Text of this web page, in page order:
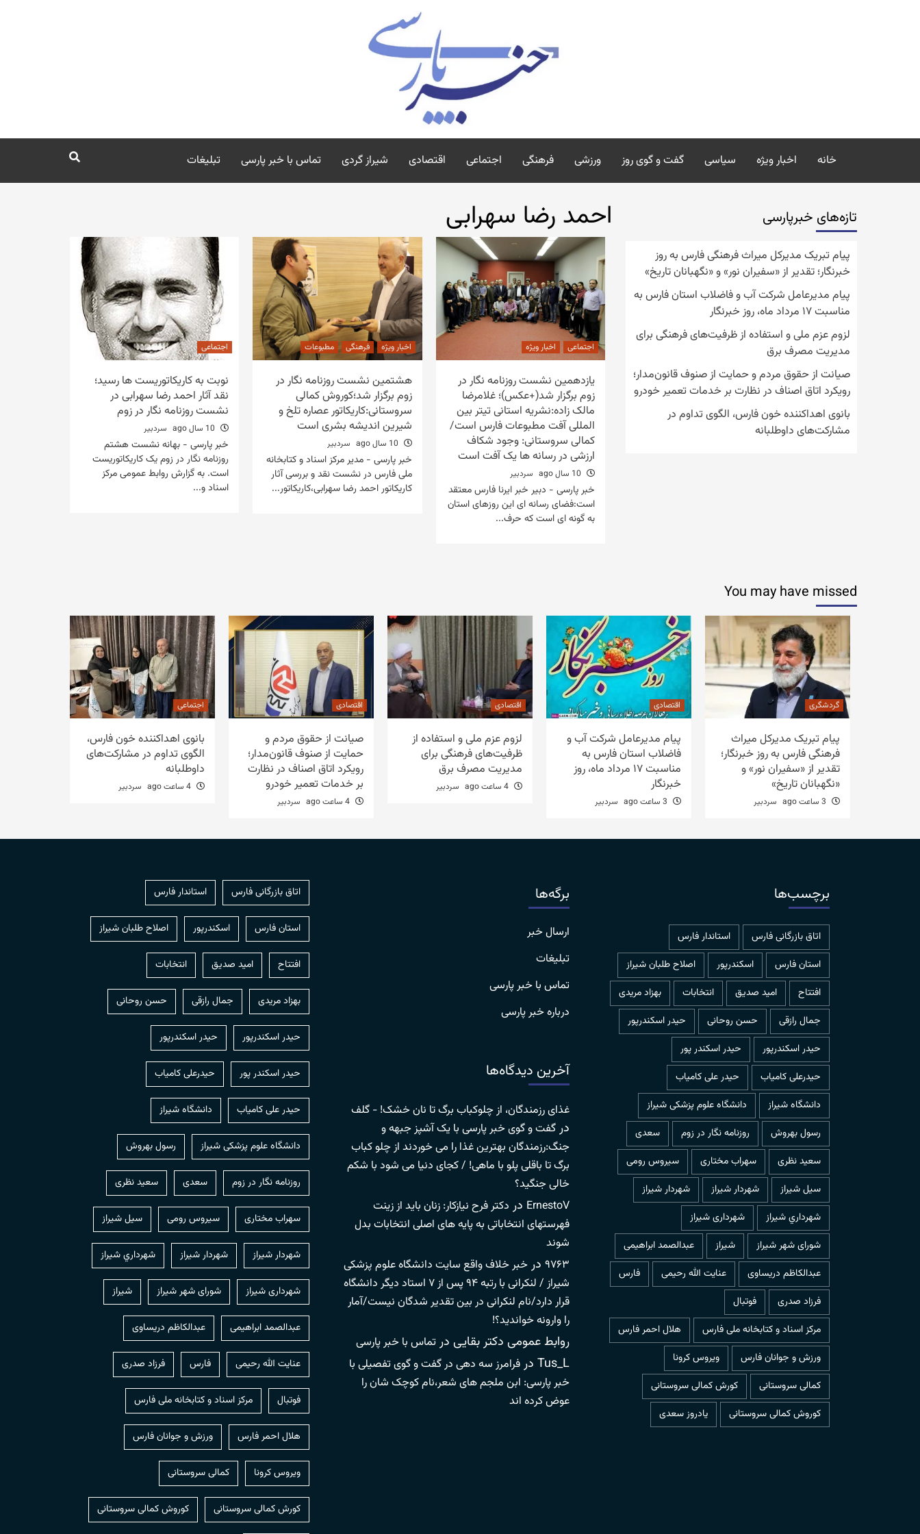
خانه اخبار ویژه سیاسی گفت و گوی روز ورزشی فرهنگی اجتماعی اقتصادی شیراز گردی تماس با خبر پارسی تبلیغات
احمد رضا سهرابی
اجتماعی اخبار ویژه
یازدهمین نشست روزنامه نگار در
زوم برگزار شد(+عکس)؛ غلامرضا
مالک زاده:نشریه استانی تیتر بین
المللی آفت مطبوعات فارس است/
کمالی سروستانی: وجود شکاف
ارزشی در رسانه ها یک آفت است
سردبیر
خبر پارسی - دبیر خبر ایرنا فارس معتقد
است:فضای رسانه ای این روزهای استان
به گونه ای است که حرف...
اخبار ویژه فرهنگی مطبوعات
هشتمین نشست روزنامه نگار در
زوم برگزار شد؛کوروش کمالی
سروستانی:کاریکاتور عصاره تلخ و
شیرین اندیشه بشری است
سردبیر
خبر پارسی - مدیر مرکز اسناد و کتابخانه
ملی فارس در نشست نقد و بررسی آثار
کاریکاتور احمد رضا سهرابی،کاریکاتور...
اجتماعی
نوبت به کاریکاتوریست ها رسید؛
نقد آثار احمد رضا سهرابی در
نشست روزنامه نگار در زوم
سردبیر
خبر پارسی - بهانه نشست هشتم
روزنامه نگار در زوم یک کاریکاتوریست
است. به گزارش روابط عمومی مرکز
اسناد و...
تازه‌‏های خبرپارسی
پیام تبریک مدیرکل میراث فرهنگی فارس به روز
خبرنگار؛ تقدیر از «سفیران نور» و «نگهبانان تاریخ»
پیام مدیرعامل شرکت آب و فاضلاب استان فارس به
مناسبت ۱۷ مرداد ماه، روز خبرنگار
لزوم عزم ملی و استفاده از ظرفیت‌های فرهنگی برای
مدیریت مصرف برق
صیانت از حقوق مردم و حمایت از صنوف قانون‌مدار؛
رویکرد اتاق اصناف در نظارت بر خدمات تعمیر خودرو
بانوی اهداکننده خون فارس، الگوی تداوم در
مشارکت‌های داوطلبانه
You may have missed
گردشگری
پیام تبریک مدیرکل میراث
فرهنگی فارس به روز خبرنگار؛
تقدیر از «سفیران نور» و
«نگهبانان تاریخ»
سردبیر
اقتصادی
پیام مدیرعامل شرکت آب و
فاضلاب استان فارس به
مناسبت ۱۷ مرداد ماه، روز
خبرنگار
سردبیر
اقتصادی
لزوم عزم ملی و استفاده از
ظرفیت‌های فرهنگی برای
مدیریت مصرف برق
سردبیر
اقتصادی
صیانت از حقوق مردم و
حمایت از صنوف قانون‌مدار؛
رویکرد اتاق اصناف در نظارت
بر خدمات تعمیر خودرو
سردبیر
اجتماعی
بانوی اهداکننده خون فارس،
الگوی تداوم در مشارکت‌های
داوطلبانه
سردبیر
برچسب‌ها
اتاق بازرگانی فارس
استاندار فارس
استان فارس
اسکندرپور
اصلاح طلبان شیراز
افتتاح
امید صدیق انتخابات
بهزاد مریدی
جمال رازقی
حسن روحانی
حيدر اسكندرپور
حیدر اسکندرپور
حیدر اسکندر پور
حیدرعلی کامیاب
حیدر علی کامیاب
دانشگاه شیراز
دانشگاه علوم پزشکی شیراز
رسول بهروش
روزنامه نگار در زوم
سعدی
سعید نظری
سهراب مختاری
سیروس رومی
سیل شیراز
شهردار شيراز
شهردار شیراز
شهرداري شيراز
شهرداری شیراز
شورای شهر شیراز
شیراز
عبدالصمد ابراهیمی
عبدالکاظم دریساوی
عنایت الله رحیمی
فارس
فرزاد صدری
فوتبال
مرکز اسناد و کتابخانه ملی فارس
هلال احمر فارس
ورزش و جوانان فارس
ویروس کرونا
کمالی سروستانی
کورش کمالی سروستانی
کوروش کمالی سروستانی
یادروز سعدی
برگه‌ها
ارسال خبر
تبلیغات
تماس با خبر پارسی
درباره خبر پارسی
آخرین دیدگاه‌ها
غذای رزمندگان، از چلوکباب برگ تا نان خشک! - گلف
در گفت و گوی خبر پارسی با یک آشپز جبهه و
جنگ:رزمندگان بهترین غذا را می خوردند از چلو کباب
برگ تا باقلی پلو با ماهی! / کجای دنیا می شود با شکم
خالی جنگید؟
ErnestoV در دکتر فرح نیازکار: زنان باید از زینت
فهرستهای انتخاباتی به پایه های اصلی انتخابات بدل
شوند
۹۷۶۳ در خبر خلاف واقع سایت دانشگاه علوم پزشکی
شیراز / لنکرانی با رتبه ۹۴ پس از ۷ استاد دیگر دانشگاه
قرار دارد/نام لنکرانی در بین تقدیر شدگان نیست/آمار
را وارونه خواندید؟!
روابط عمومی دکتر بقایی در تماس با خبر پارسی
Tus_L در فرامرز سه دهی در گفت و گوی تفصیلی با
خبر پارسی: ابن ملجم های شعر،نام کوچک شان را
عوض کرده اند
اتاق بازرگانی فارس استاندار فارس
استان فارس اسکندرپور اصلاح طلبان شیراز
افتتاح امید صدیق انتخابات
بهزاد مریدی جمال رازقی حسن روحانی
حيدر اسكندرپور حیدر اسکندرپور
حیدر اسکندر پور حیدرعلی کامیاب
حیدر علی کامیاب دانشگاه شیراز
دانشگاه علوم پزشکی شیراز رسول بهروش
روزنامه نگار در زوم سعدی سعید نظری
سهراب مختاری سیروس رومی سیل شیراز
شهردار شيراز شهردار شیراز شهرداري شيراز
شهرداری شیراز شورای شهر شیراز شیراز
عبدالصمد ابراهیمی عبدالکاظم دریساوی
عنایت الله رحیمی فارس فرزاد صدری
فوتبال مرکز اسناد و کتابخانه ملی فارس
هلال احمر فارس ورزش و جوانان فارس
ویروس کرونا کمالی سروستانی
کورش کمالی سروستانی کوروش کمالی سروستانی